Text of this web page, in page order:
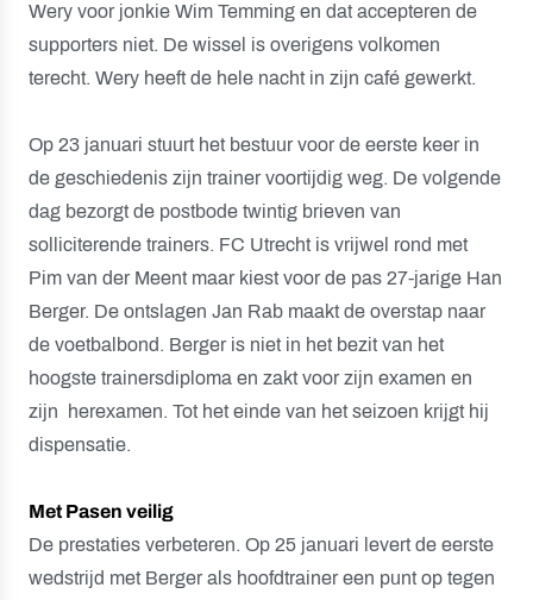
Wery voor jonkie Wim Temming en dat accepteren de
supporters niet. De wissel is overigens volkomen
terecht. Wery heeft de hele nacht in zijn café gewerkt.
Op 23 januari stuurt het bestuur voor de eerste keer in
de geschiedenis zijn trainer voortijdig weg. De volgende
dag bezorgt de postbode twintig brieven van
solliciterende trainers. FC Utrecht is vrijwel rond met
Pim van der Meent maar kiest voor de pas 27-jarige Han
Berger. De ontslagen Jan Rab maakt de overstap naar
de voetbalbond. Berger is niet in het bezit van het
hoogste trainersdiploma en zakt voor zijn examen en
zijn herexamen. Tot het einde van het seizoen krijgt hij
dispensatie.
Met Pasen veilig
De prestaties verbeteren. Op 25 januari levert de eerste
wedstrijd met Berger als hoofdtrainer een punt op tegen